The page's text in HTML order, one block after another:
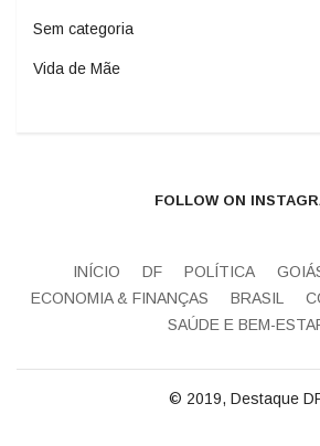
Sem categoria
Vida de Mãe
FOLLOW ON
INÍCIO DF POLÍTICA
ECONOMIA & FINANÇAS
BRASIL
SAÚDE E BEM-
© 2019, Destaque